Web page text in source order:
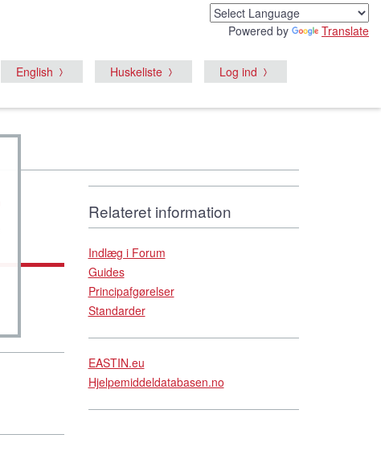
Powered by Translate
English Huskeliste Log ind
Relateret information
Indlæg i Forum
Guides
Principafgørelser
Standarder
EASTIN.eu
Hjelpemiddeldatabasen.no